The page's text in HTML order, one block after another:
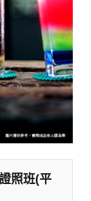
照班(平